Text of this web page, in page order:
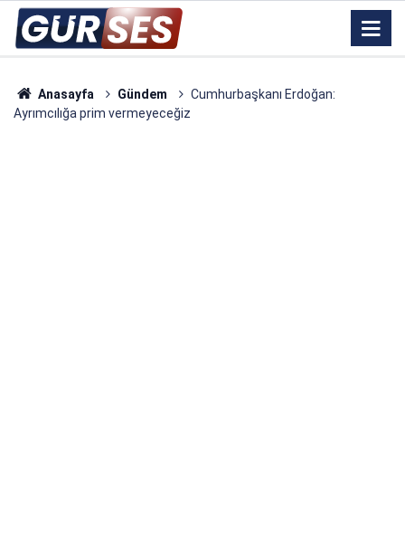
Anasayfa Gündem
Cumhurbaşkanı Erdoğan:
Ayrımcılığa prim vermeyeceğiz